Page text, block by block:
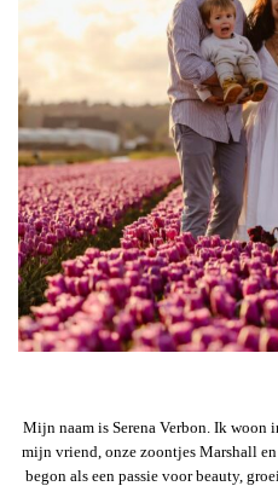
Mijn naam is Serena Verbon. Ik woon
mijn vriend, onze zoontjes Marshall
begon als een passie voor beauty,